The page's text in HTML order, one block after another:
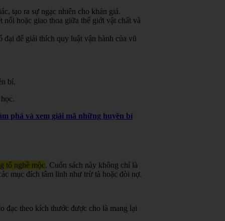
tạo ra sự ngạc nhiên cho khán giả.
hoặc giao thoa giữa thế giới vật chất và
để giải thích quy luật vận hành của vũ
bí.
phá và xem giải mã những huyền bí
tổ nghề mộc. Cuốn sách này không chỉ là
mục đích tâm linh như trừ tà hoặc đòi nợ.
đạc theo kích thước được cho là mang lại